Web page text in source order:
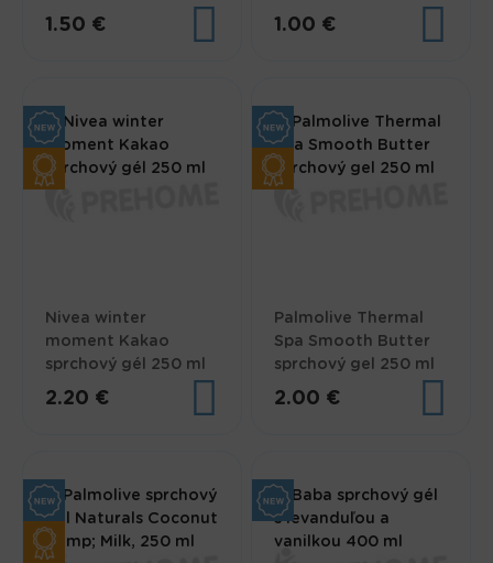
1.50 € 1.00 €
Nivea winter
moment Kakao
sprchový gél 250 ml
2.20 €
Palmolive Thermal
Spa Smooth Butter
sprchový gel 250 ml
2.00 €